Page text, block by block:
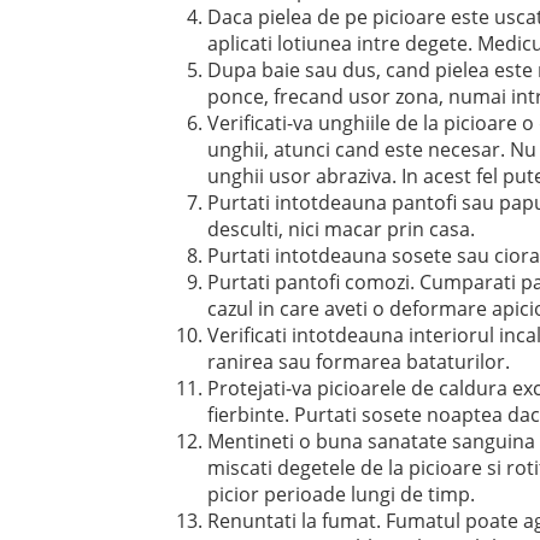
Daca pielea de pe picioare este
aplicati lotiunea intre degete.
Dupa baie sau dus, cand pielea
ponce, frecand usor zona, numai
Verificati-va unghiile de la picioare
unghii, atunci cand este necesar.
unghii usor abraziva. In acest fel
Purtati intotdeauna pantofi sau
desculti, nici macar prin casa.
Purtati intotdeauna sosete sau
Purtati pantofi comozi. Cumparati
cazul in care aveti o deformare
Verificati intotdeauna interiorul
ranirea sau formarea bataturilor.
Protejati-va picioarele de caldura
fierbinte. Purtati sosete noaptea
Mentineti o buna sanatate
miscati degetele de la picioare si
picior perioade lungi de timp.
Renuntati la fumat. Fumatul poate